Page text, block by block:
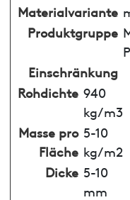
Materialvariante
Produktgruppe
Einschränkung
Rohdichte 940
kg/m3
Masse pro
Fläche
5-10
kg/m2
Dicke 5-10
mm